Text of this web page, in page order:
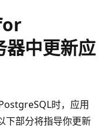
中更新应
时，应用
下部分将指导你更新